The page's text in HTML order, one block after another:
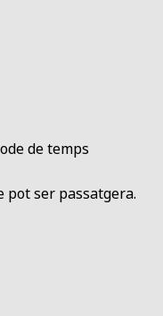
de temps
pot ser passatgera.